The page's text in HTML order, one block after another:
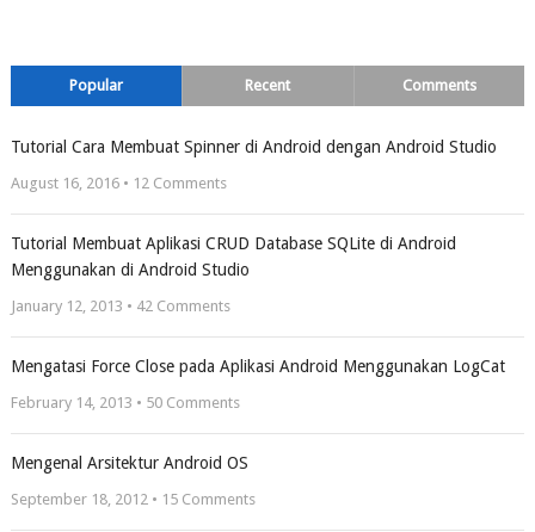
Popular Recent Comments
Tutorial Cara Membuat Spinner di Android dengan Android Studio
August 16, 2016 • 12Comments
Tutorial Membuat Aplikasi CRUD Database SQLite di Android
Menggunakan di Android Studio
January 12, 2013 • 42Comments
Mengatasi Force Close pada Aplikasi Android Menggunakan LogCat
February 14, 2013 • 50Comments
Mengenal Arsitektur Android OS
September 18, 2012 • 15Comments